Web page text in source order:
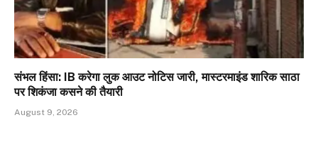
संभल हिंसा: IB करेगा लुक आउट नोटिस जारी, मास्टरमाइंड शारिक साठा
पर शिकंजा कसने की तैयारी
August 9, 2026